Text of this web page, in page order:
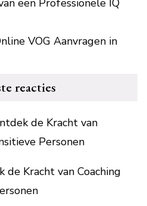
VOG Aanvragen in
reacties
de Kracht van
Personen
de Kracht van Coaching